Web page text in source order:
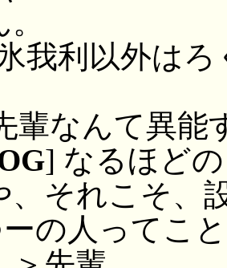
我利以外は
輩なんて異能
] なるほど
、それこそ、
の人ってこ